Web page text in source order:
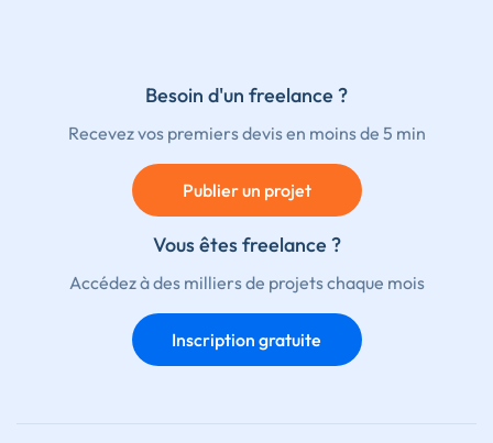
Besoin d'un freelance ?
Recevez vos premiers devis en moins de 5 min
Publier un projet
Vous êtes freelance ?
Accédez à des milliers de projets chaque mois
Inscription gratuite